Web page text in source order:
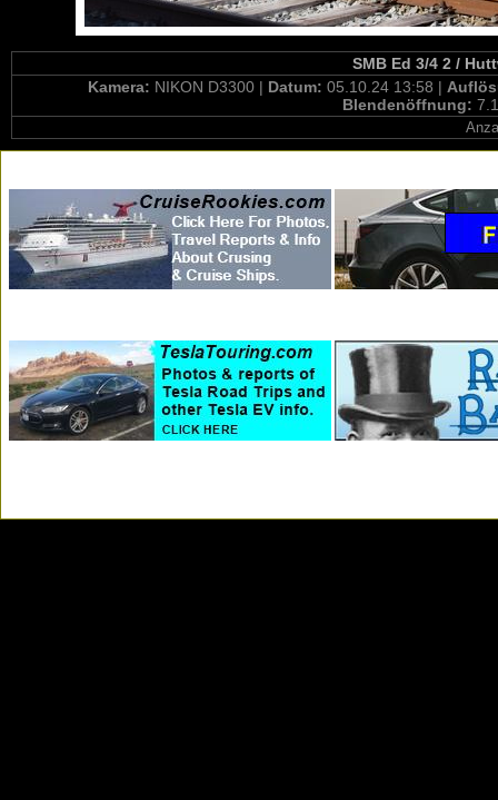
SMB Ed 3/4 2 /
Kamera: NIKON D3300 | Datum: 05.10.24 13:58 |
Blendenöffnung: